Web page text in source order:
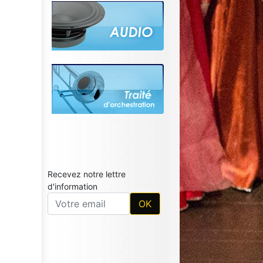
Recevez notre lettre
d'information